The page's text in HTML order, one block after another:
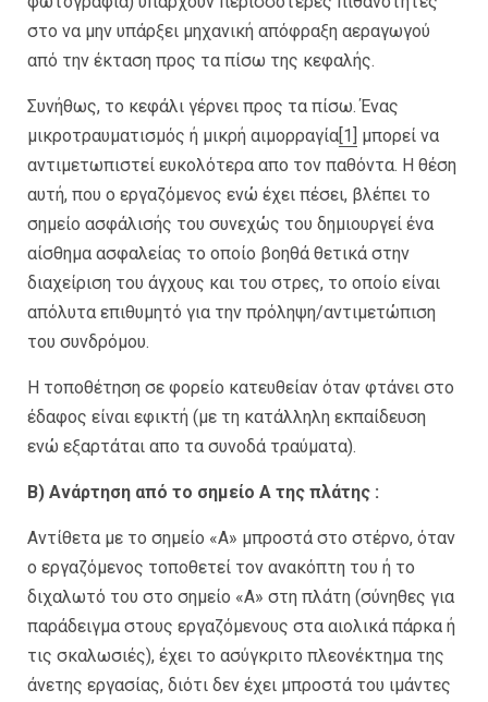
στο να μην υπάρξει μηχανική απόφραξη αεραγωγού
από την έκταση προς τα πίσω της κεφαλής.
Συνήθως, το κεφάλι γέρνει προς τα πίσω. Ένας
μικροτραυματισμός ή μικρή αιμορραγία[1] μπορεί να
αντιμετωπιστεί ευκολότερα απο τον παθόντα. Η θέση
αυτή, που ο εργαζόμενος ενώ έχει πέσει, βλέπει το
σημείο ασφάλισής του συνεχώς του δημιουργεί ένα
αίσθημα ασφαλείας το οποίο βοηθά θετικά στην
διαχείριση του άγχους και του στρες, το οποίο είναι
απόλυτα επιθυμητό για την πρόληψη/αντιμετώπιση
του συνδρόμου.
Η τοποθέτηση σε φορείο κατευθείαν όταν φτάνει στο
έδαφος είναι εφικτή (με τη κατάλληλη εκπαίδευση
ενώ εξαρτάται απο τα συνοδά τραύματα).
Β) Ανάρτηση από το σημείο Α της πλάτης :
Αντίθετα με το σημείο «Α» μπροστά στο στέρνο, όταν
ο εργαζόμενος τοποθετεί τον ανακόπτη του ή το
διχαλωτό του στο σημείο «Α» στη πλάτη (σύνηθες για
παράδειγμα στους εργαζόμενους στα αιολικά πάρκα ή
τις σκαλωσιές), έχει το ασύγκριτο πλεονέκτημα της
άνετης εργασίας, διότι δεν έχει μπροστά του ιμάντες